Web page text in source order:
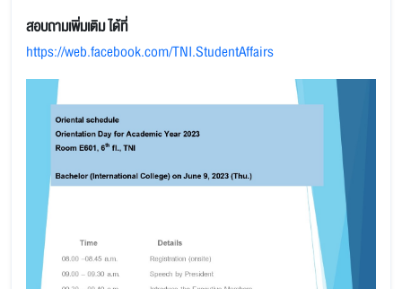
สอบถามเพิ่มเติมได้ที่
https://web.facebook.com/TNI.StudentAffairs